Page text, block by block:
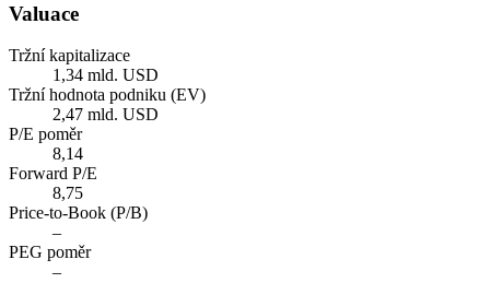
Valuace
Tržní kapitalizace
1,34 mld. USD
Tržní hodnota podniku (EV)
2,47 mld. USD
P/E poměr
8,14
Forward P/E
8,75
Price-to-Book (P/B)
–
PEG poměr
–